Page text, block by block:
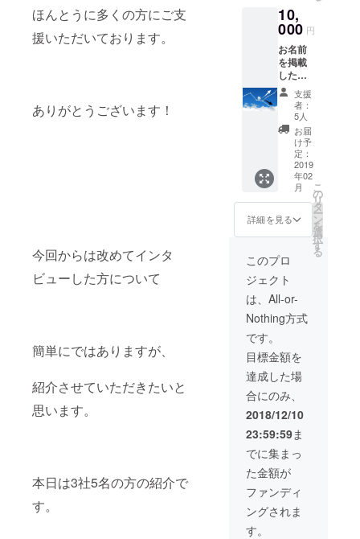
ほんとうに多くの方にご支
援いただいております。
ありがとうございます！
今回からは改めてインタ
ビューした方について
簡単にではありますが、
紹介させていただきたいと
思います。
本日は3社5名の方の紹介で
す。
プロ
ジェク
ト概要
の記載
をご参
照くだ
さ
い。）
ぜひご
参加く
ださ
い！
いただ
きたい
と思っ
ていま
す。 ま
たワー
ク
ショッ
プに優
先招待
いたし
ます。
学生の
活動や
考えに
関心の
ある方
せのう
えご参
加くだ
さい♪
ワーク
ショッ
日・祝
日を予
定して
いま
す。 開
催場所
はアメ
リカヤ
です。
（韮崎
駅徒歩
約5分、
詳細は
10,
000 円
お名前
を掲載
した冊
子3冊と
心を込
めたお
礼状を
送らせ
ていた
だきま
す。 冊
子を
きっか
けに将
来につ
いて話
す機会
を設け
てみて
はいか
がで
しょう
分の
ワーク
ショッ
プ招待
券をお
付けし
ますの
で、学
生の活
動や考
えに関
心のあ
る方を
支援
者：
5人
お届
け予
定：
2019
年02
月
詳細を見る
こ
の
リ
タ
ー
ン
を
選
択
す
る
このプロ
ジェクト
は、All-or-
Nothing方式
です。
目標金額を
達成した場
合にのみ、
2018/12/10
23:59:59ま
でに集まっ
た金額が
ファンディ
ングされま
す。